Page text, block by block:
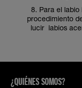
8. Para el labio
procedimiento
lucir labios
¿QUIÉNES SOMOS?